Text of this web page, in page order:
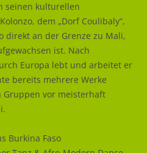
seinen kulturellen
dem „Dorf Coulibaly“,
direkt an der Grenze zu Mali,
ist. Nach
Europa lebt und arbeitet er
bereits mehrere Werke
vor meisterhaft
Burkina Faso